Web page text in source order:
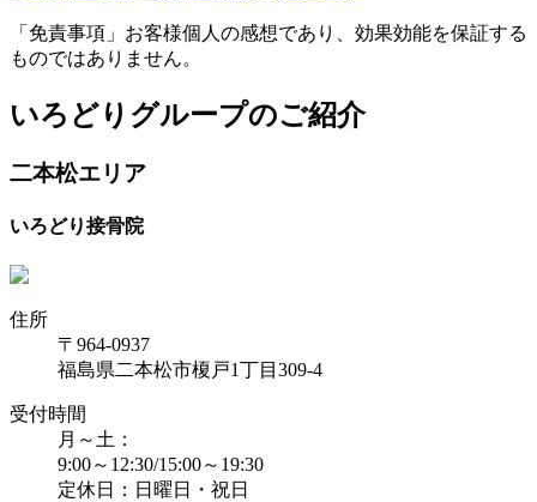
「免責事項」お客様個人の感想であり、効果効能を保証する
ものではありません。
いろどりグループのご紹介
二本松エリア
いろどり接骨院
住所
〒964-0937
福島県二本松市榎戸1丁目309-4
受付時間
月～土：
9:00～12:30/15:00～19:30
定休日：日曜日・祝日